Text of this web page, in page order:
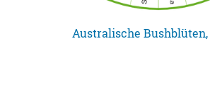
Australische Bushblüten,